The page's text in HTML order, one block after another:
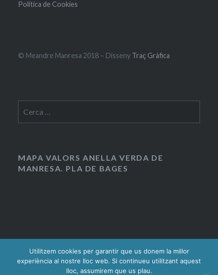
Política de Cookies
© Meandre Manresa 2018 – Disseny Traç Gràfica
MAPA VALORS ANELLA VERDA DE
MANRESA. PLA DE BAGES
Utilitzem cookies per garantir que us donem la millor
experiència al nostre lloc web. Si continueu utilitzant aquest
lloc, assumirem que us plau.